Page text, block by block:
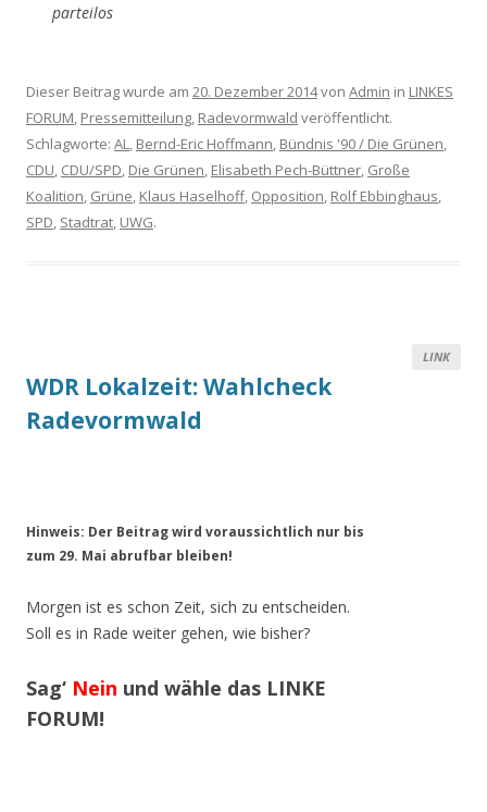
parteilos
Dieser Beitrag wurde am 20. Dezember 2014von Admin in LINKES
FORUM, Pressemitteilung, Radevormwald veröffentlicht.
Schlagworte: AL, Bernd-Eric Hoffmann, Bündnis '90 / Die Grünen,
CDU, CDU/SPD, Die Grünen, Elisabeth Pech-Büttner, Große
Koalition, Grüne, Klaus Haselhoff, Opposition, Rolf Ebbinghaus,
SPD, Stadtrat, UWG.
LINK
WDR Lokalzeit: Wahlcheck
Radevormwald
Hinweis: Der Beitrag wird voraussichtlich nur bis
zum 29. Mai abrufbar bleiben!
Morgen ist es schon Zeit, sich zu entscheiden.
Soll es in Rade weiter gehen, wie bisher?
Sag‘ Nein und wähle das LINKE
FORUM!